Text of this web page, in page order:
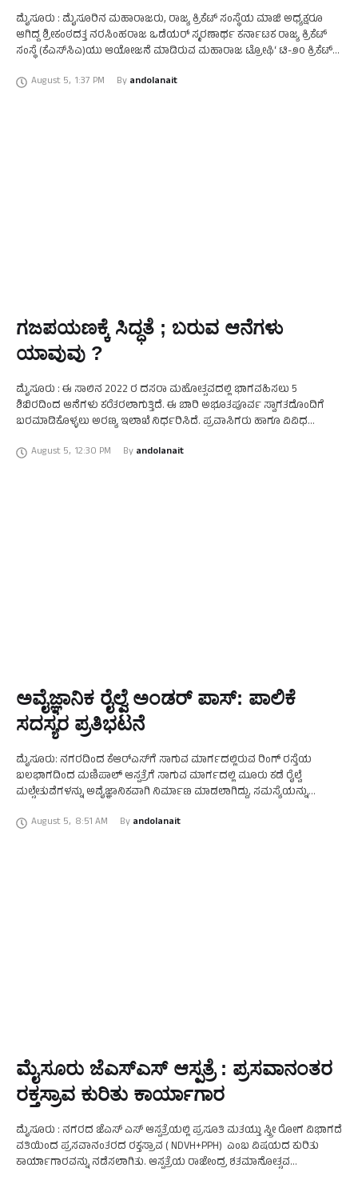
ಮೈಸೂರು : ಮೈಸೂರಿನ ಮಹಾರಾಜರು, ರಾಜ್ಯ ಕ್ರಿಕೆಟ್ ಸಂಸ್ಥೆಯ ಮಾಜಿ ಅಧ್ಯಕ್ಷರೂ
ಆಗಿದ್ದ ಶ್ರೀಕಂಠದತ್ತ ನರಸಿಂಹರಾಜ ಒಡೆಯರ್ ಸ್ಮರಣಾರ್ಥ ಕರ್ನಾಟಕ ರಾಜ್ಯ ಕ್ರಿಕೆಟ್
ಸಂಸ್ಥೆ (ಕೆಎಸ್‌ಸಿಎ)ಯು ಆಯೋಜನೆ ಮಾಡಿರುವ ಮಹಾರಾಜ ಟ್ರೋಫಿ‘ ಟಿ-೨೦ ಕ್ರಿಕೆಟ್
August 5, 1:37 PM By andolanait
ಗಜಪಯಣಕ್ಕೆ ಸಿದ್ಧತೆ ; ಬರುವ ಆನೆಗಳು
ಯಾವುವು ?
ಮೈಸೂರು : ಈ ಸಾಲಿನ 2022 ರ ದಸರಾ ಮಹೋತ್ಸವದಲ್ಲಿ ಭಾಗವಹಿಸಲು 5
ಶಿಬಿರದಿಂದ ಆನೆಗಳು ಕರೆತರಲಾಗುತ್ತಿದೆ. ಈ ಬಾರಿ ಅಭೂತಪೂರ್ವ ಸ್ವಾಗತದೊಂದಿಗೆ
ಬರಮಾಡಿಕೊಳ್ಳಲು ಅರಣ್ಯ ಇಲಾಖೆ ನಿರ್ಧರಿಸಿದೆ. ಪ್ರವಾಸಿಗರು ಹಾಗೂ ವಿವಿಧ
August 5, 12:30 PM By andolanait
ಅವೈಜ್ಞಾನಿಕ ರೈಲ್ವೆ ಅಂಡರ್ ಪಾಸ್: ಪಾಲಿಕೆ
ಸದಸ್ಯರ ಪ್ರತಿಭಟನೆ
ಮೈಸೂರು: ನಗರದಿಂದ ಕೆಆರ್‌ಎಸ್‌ಗೆ ಸಾಗುವ ಮಾರ್ಗದಲ್ಲಿರುವ ರಿಂಗ್ ರಸ್ತೆಯ
ಬಲಭಾಗದಿಂದ ಮಣಿಪಾಲ್ ಆಸ್ಪತ್ರೆಗೆ ಸಾಗುವ ಮಾರ್ಗದಲ್ಲಿ ಮೂರು ಕಡೆ ರೈಲ್ವೆ
ಮಲ್ಸೇತುವೆಗಳನ್ನು ಅವೈಜ್ಞಾನಿಕವಾಗಿ ನಿರ್ಮಾಣ ಮಾಡಲಾಗಿದ್ದು, ಸಮಸ್ಯೆಯನ್ನು
ನಡೆಸಲಾಯಿತು. ಶುಕ್ರವಾರ ನಗರದ …
August 5, 8:51 AM By andolanait
ಮೈಸೂರು ಜೆಎಸ್‌ಎಸ್‌ ಆಸ್ಪತ್ರೆ : ಪ್ರಸವಾನಂತರ
ರಕ್ತಸ್ರಾವ ಕುರಿತು ಕಾರ್ಯಾಗಾರ
ಮೈಸೂರು : ನಗರದ ಜೆಎಸ್‌ ಎಸ್‌ ಆಸ್ಪತ್ರೆಯಲ್ಲಿ ಪ್ರಸೂತಿ ಮತಯ್ತು ಸ್ತ್ರೀ ರೋಗ ವಿಭಾಗದೆ
ವತಿಯಿಂದ ಪ್ರಸವಾನಂತರದ ರಕ್ತಸ್ರಾವ ( NDVH+PPH) ಎಂಬ ವಿಷಯದ ಕುರಿತು
ಕಾರ್ಯಾಗಾರವನ್ನು ನಡೆಸಲಾಗಿತು. ಆಸ್ಪತ್ರೆಯ ರಾಜೇಂದ್ರ ಶತಮಾನೋತ್ಸವ